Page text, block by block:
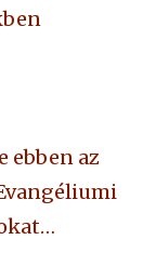
ebben az